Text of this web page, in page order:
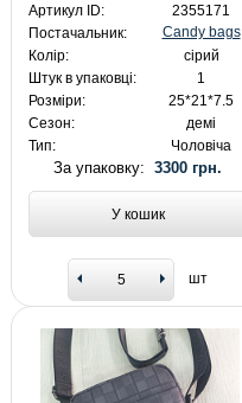
Артикул ID:
2355171
Постачальник:
Candy bags
Колір:
сірий
Штук в упаковці:
1
Розміри:
25*21*7.5
Сезон:
демі
Тип:
Чоловіча
За упаковку:3300 грн.
У кошик
шт